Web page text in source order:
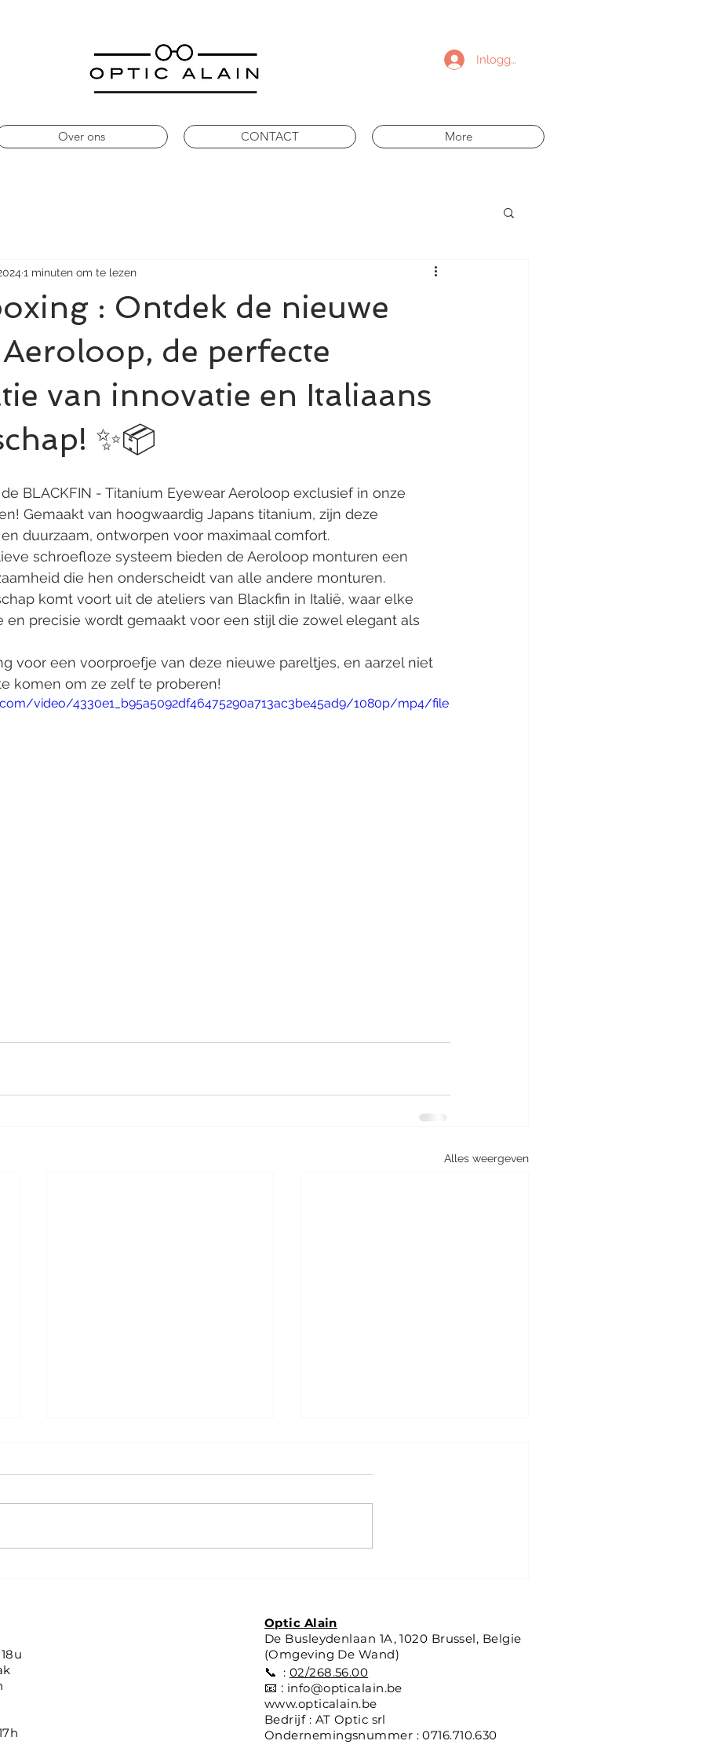
Inloggen
Over ons CONTACT More
: Ontdek de nieuwe
de perfecte
van innovatie en Italiaans
✨📦
1 minuten om te lezen
BLACKFIN - Titanium Eyewear Aeroloop exclusief in onze
Gemaakt van hoogwaardig Japans titanium, zijn deze
duurzaam, ontworpen voor maximaal comfort.
schroefloze systeem bieden de Aeroloop monturen een
die hen onderscheidt van alle andere monturen.
komt voort uit de ateliers van Blackfin in Italië, waar elke
en precisie wordt gemaakt voor een stijl die zowel elegant als
voor een voorproefje van deze nieuwe pareltjes, en aarzel niet
komen om ze zelf te proberen!
video/4330e1_b95a5092df46475290a713ac3be45ad9/1080p/mp4/file
Alles weergeven
Optic Alain
De Busleydenlaan 1A, 1020 Brussel, Belgie
(Omgeving De Wand)
📞 : 02/268.56.00
📧 : info@opticalain.be
www.opticalain.be
Bedrijf : AT Optic srl
Ondernemingsnummer : 0716.710.630